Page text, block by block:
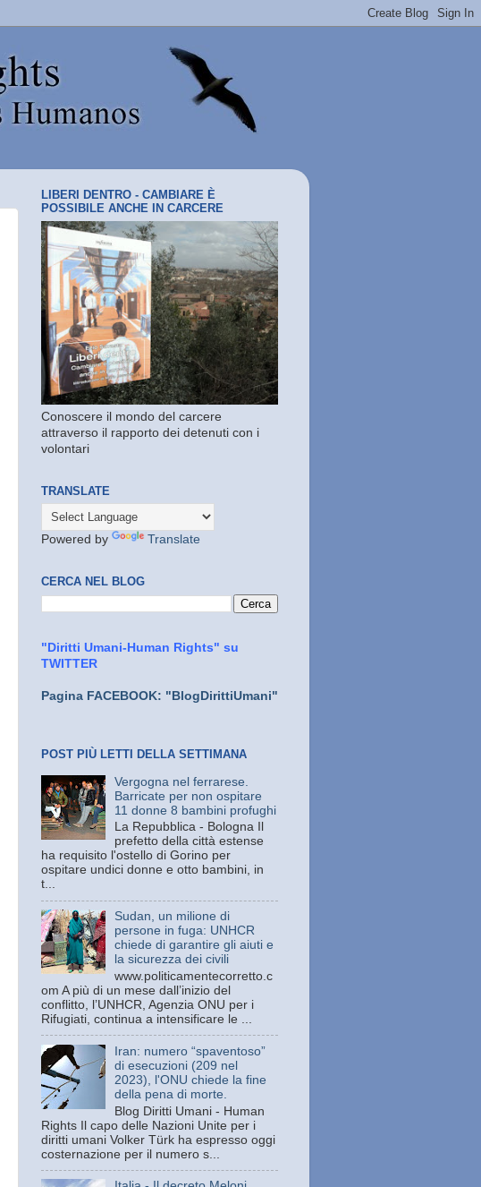
LIBERI DENTRO - CAMBIARE È
POSSIBILE ANCHE IN CARCERE
Conoscere il mondo del carcere
attraverso il rapporto dei detenuti con i
volontari
TRANSLATE
Powered by Translate
CERCA NEL BLOG
"Diritti Umani-Human Rights" su
TWITTER
Pagina FACEBOOK: "BlogDirittiUmani"
POST PIÙ LETTI DELLA SETTIMANA
Vergogna nel ferrarese.
Barricate per non ospitare
11 donne 8 bambini profughi
La Repubblica - Bologna Il
prefetto della città estense
ha requisito l'ostello di Gorino per
ospitare undici donne e otto bambini, in
t...
Sudan, un milione di
persone in fuga: UNHCR
chiede di garantire gli aiuti e
la sicurezza dei civili
www.politicamentecorretto.c
om A più di un mese dall’inizio del
conflitto, l’UNHCR, Agenzia ONU per i
Rifugiati, continua a intensificare le ...
Iran: numero “spaventoso”
di esecuzioni (209 nel
2023), l'ONU chiede la fine
della pena di morte.
Blog Diritti Umani - Human
Rights Il capo delle Nazioni Unite per i
diritti umani Volker Türk ha espresso oggi
costernazione per il numero s...